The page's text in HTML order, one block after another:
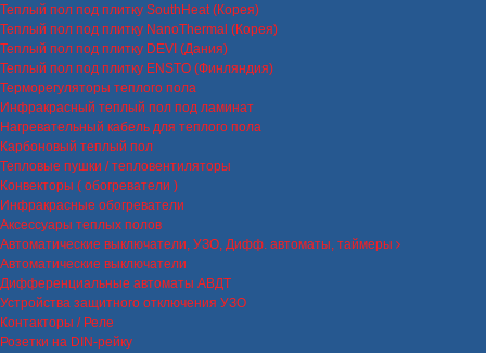
Теплый пол под плитку SouthHeat (Корея)
Теплый пол под плитку NanoThermal (Корея)
Теплый пол под плитку DEVI (Дания)
Теплый пол под плитку ENSTO (Финляндия)
Терморегуляторы теплого пола
Инфракрасный теплый пол под ламинат
Нагревательный кабель для теплого пола
Карбоновый теплый пол
Тепловые пушки / тепловентиляторы
Конвекторы ( обогреватели )
Инфракрасные обогреватели
Аксессуары теплых полов
Автоматические выключатели, УЗО, Дифф. автоматы, таймеры
Автоматические выключатели
Дифференциальные автоматы АВДТ
Устройства защитного отключения УЗО
Контакторы / Реле
Розетки на DIN-рейку